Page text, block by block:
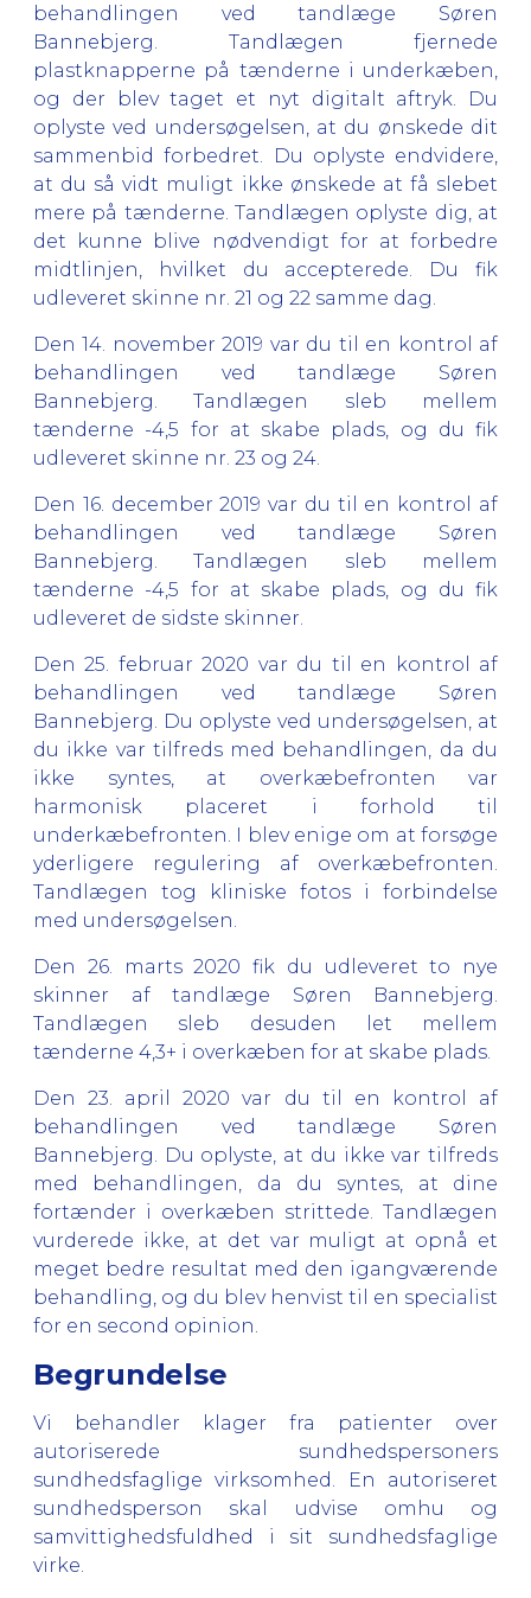
behandlingen ved tandlæge Søren
Bannebjerg. Tandlægen fjernede
plastknapperne på tænderne i underkæben,
og der blev taget et nyt digitalt aftryk. Du
oplyste ved undersøgelsen, at du ønskede dit
sammenbid forbedret. Du oplyste endvidere,
at du så vidt muligt ikke ønskede at få slebet
mere på tænderne. Tandlægen oplyste dig, at
det kunne blive nødvendigt for at forbedre
midtlinjen, hvilket du accepterede. Du fik
udleveret skinne nr. 21 og 22 samme dag.
Den 14. november 2019 var du til en kontrol af
behandlingen ved tandlæge Søren
Bannebjerg. Tandlægen sleb mellem
tænderne -4,5 for at skabe plads, og du fik
udleveret skinne nr. 23 og 24.
Den 16. december 2019 var du til en kontrol af
behandlingen ved tandlæge Søren
Bannebjerg. Tandlægen sleb mellem
tænderne -4,5 for at skabe plads, og du fik
udleveret de sidste skinner.
Den 25. februar 2020 var du til en kontrol af
behandlingen ved tandlæge Søren
Bannebjerg. Du oplyste ved undersøgelsen, at
du ikke var tilfreds med behandlingen, da du
ikke syntes, at overkæbefronten var
harmonisk placeret i forhold til
underkæbefronten. I blev enige om at forsøge
yderligere regulering af overkæbefronten.
Tandlægen tog kliniske fotos i forbindelse
med undersøgelsen.
Den 26. marts 2020 fik du udleveret to nye
skinner af tandlæge Søren Bannebjerg.
Tandlægen sleb desuden let mellem
tænderne 4,3+ i overkæben for at skabe plads.
Den 23. april 2020 var du til en kontrol af
behandlingen ved tandlæge Søren
Bannebjerg. Du oplyste, at du ikke var tilfreds
med behandlingen, da du syntes, at dine
fortænder i overkæben strittede. Tandlægen
vurderede ikke, at det var muligt at opnå et
meget bedre resultat med den igangværende
behandling, og du blev henvist til en specialist
for en second opinion.
Begrundelse
Vi behandler klager fra patienter over
autoriserede sundhedspersoners
sundhedsfaglige virksomhed. En autoriseret
sundhedsperson skal udvise omhu og
samvittighedsfuldhed i sit sundhedsfaglige
virke.